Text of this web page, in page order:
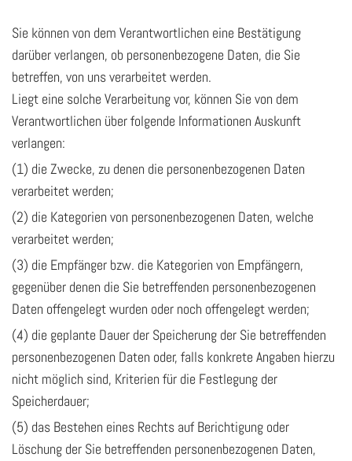
Sie können von dem Verantwortlichen eine Bestätigung
darüber verlangen, ob personenbezogene Daten, die Sie
betreffen, von uns verarbeitet werden.
Liegt eine solche Verarbeitung vor, können Sie von dem
Verantwortlichen über folgende Informationen Auskunft
verlangen:
(1) die Zwecke, zu denen die personenbezogenen Daten
verarbeitet werden;
(2) die Kategorien von personenbezogenen Daten, welche
verarbeitet werden;
(3) die Empfänger bzw. die Kategorien von Empfängern,
gegenüber denen die Sie betreffenden personenbezogenen
Daten offengelegt wurden oder noch offengelegt werden;
(4) die geplante Dauer der Speicherung der Sie betreffenden
personenbezogenen Daten oder, falls konkrete Angaben hierzu
nicht möglich sind, Kriterien für die Festlegung der
Speicherdauer;
(5) das Bestehen eines Rechts auf Berichtigung oder
Löschung der Sie betreffenden personenbezogenen Daten,